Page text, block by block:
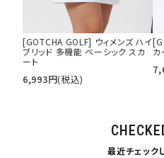
[GOTCHA GOLF] ウィメンズ ハイ
ブリッド 多機能 ベーシック スカ
ート
6,993円(税込)
カ
最近チェック